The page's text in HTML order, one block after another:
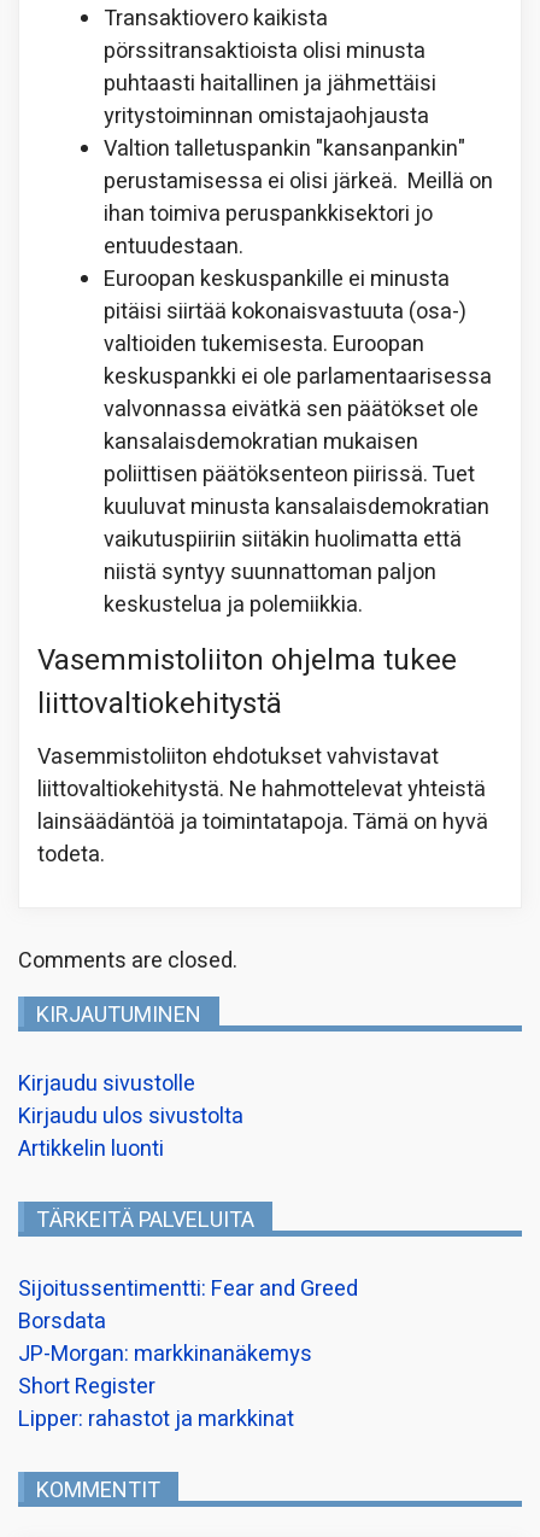
Transaktiovero kaikista
pörssitransaktioista olisi minusta
puhtaasti haitallinen ja jähmettäisi
yritystoiminnan omistajaohjausta
Valtion talletuspankin "kansanpankin"
perustamisessa ei olisi järkeä. Meillä on
ihan toimiva peruspankkisektori jo
entuudestaan.
Euroopan keskuspankille ei minusta
pitäisi siirtää kokonaisvastuuta (osa-)
valtioiden tukemisesta. Euroopan
keskuspankki ei ole parlamentaarisessa
valvonnassa eivätkä sen päätökset ole
kansalaisdemokratian mukaisen
poliittisen päätöksenteon piirissä. Tuet
kuuluvat minusta kansalaisdemokratian
vaikutuspiiriin siitäkin huolimatta että
niistä syntyy suunnattoman paljon
keskustelua ja polemiikkia.
Vasemmistoliiton ohjelma tukee
liittovaltiokehitystä
Vasemmistoliiton ehdotukset vahvistavat
liittovaltiokehitystä. Ne hahmottelevat yhteistä
lainsäädäntöä ja toimintatapoja. Tämä on hyvä
todeta.
Comments are closed.
KIRJAUTUMINEN
Kirjaudu sivustolle
Kirjaudu ulos sivustolta
Artikkelin luonti
TÄRKEITÄ PALVELUITA
Sijoitussentimentti: Fear and Greed
Borsdata
JP-Morgan: markkinanäkemys
Short Register
Lipper: rahastot ja markkinat
KOMMENTIT